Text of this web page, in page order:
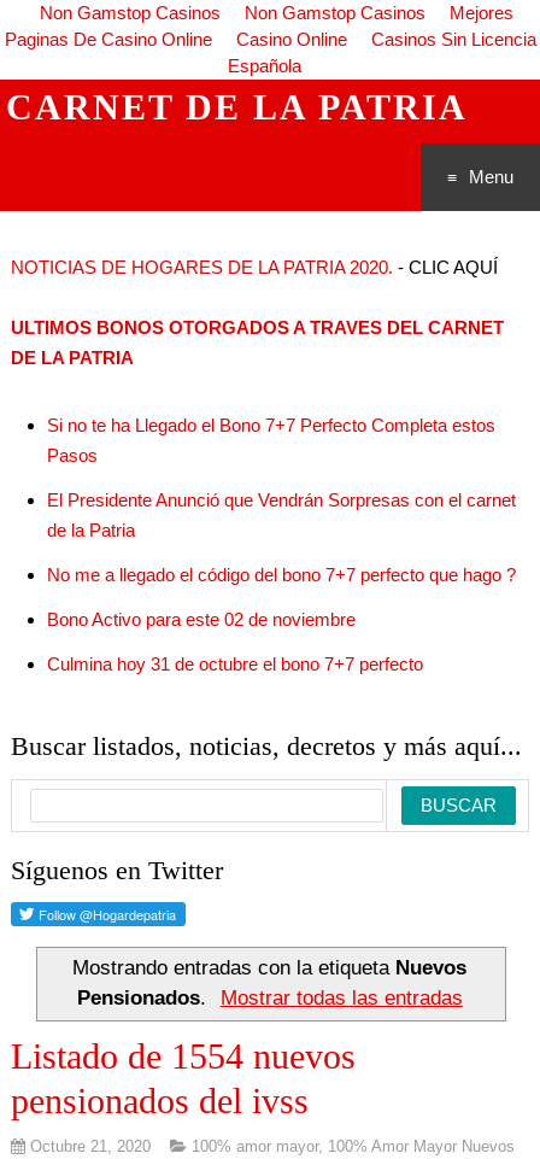
Non Gamstop Casinos Non Gamstop Casinos
Mejores
Paginas De Casino Online
Casino Online
Casinos Sin Licencia
Española
CARNET DE LA PATRIA
Menu
do
NOTICIAS DE HOGARES DE LA PATRIA 2020. - CLIC AQUÍ
ULTIMOS BONOS OTORGADOS A TRAVES DEL CARNET
DE LA PATRIA
Si no te ha Llegado el Bono 7+7 Perfecto Completa estos
Pasos
El Presidente Anunció que Vendrán Sorpresas con el carnet
de la Patria
No me a llegado el código del bono 7+7 perfecto que hago ?
Bono Activo para este 02 de noviembre
Culmina hoy 31 de octubre el bono 7+7 perfecto
Buscar listados, noticias, decretos y más aquí...
Síguenos en Twitter
Mostrando entradas con la etiqueta Nuevos
Pensionados. Mostrar todas las entradas
Listado de 1554 nuevos
pensionados del ivss
Octubre 21, 2020 100% amor mayor, 100% Amor Mayor Nuevos